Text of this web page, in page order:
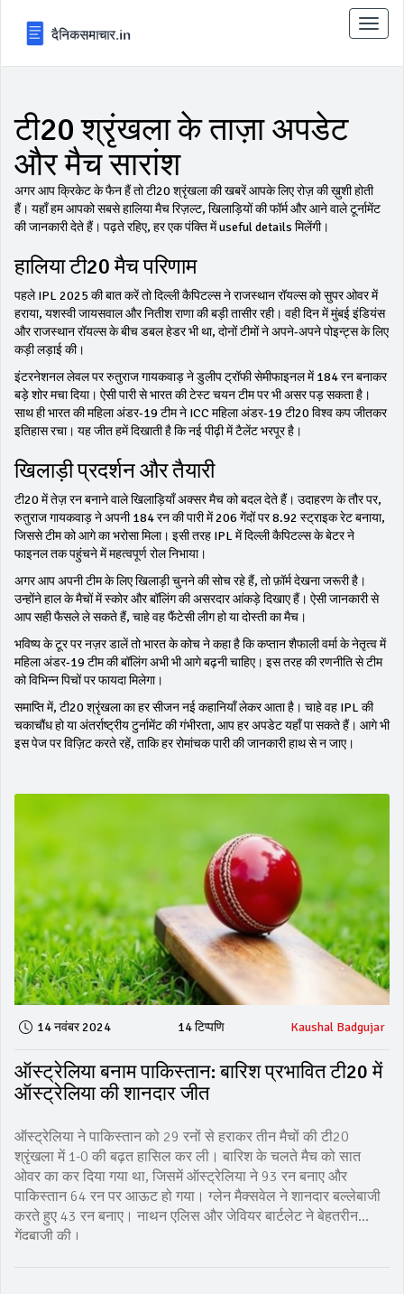
टॉगल
से
टी20 श्रृंखला के ताज़ा अपडेट
और मैच सारांश
अगर आप क्रिकेट के फैन हैं तो टी20 श्रृंखला की खबरें आपके लिए रोज़ की ख़ुशी होती
हैं। यहाँ हम आपको सबसे हालिया मैच रिज़ल्ट, खिलाड़ियों की फॉर्म और आने वाले टूर्नामेंट
की जानकारी देते हैं। पढ़ते रहिए, हर एक पंक्ति में useful details मिलेंगी।
हालिया टी20 मैच परिणाम
पहले IPL 2025 की बात करें तो दिल्ली कैपिटल्स ने राजस्थान रॉयल्स को सुपर ओवर में
हराया, यशस्वी जायसवाल और नितीश राणा की बड़ी तासीर रही। वही दिन में मुंबई इंडियंस
और राजस्थान रॉयल्स के बीच डबल हेडर भी था, दोनों टीमों ने अपने-अपने पोइन्ट्स के लिए
कड़ी लड़ाई की।
इंटरनेशनल लेवल पर रुतुराज गायकवाड़ ने डुलीप ट्रॉफी सेमीफाइनल में 184 रन बनाकर
बड़े शोर मचा दिया। ऐसी पारी से भारत की टेस्ट चयन टीम पर भी असर पड़ सकता है।
साथ ही भारत की महिला अंडर‑19 टीम ने ICC महिला अंडर‑19 टी20 विश्व कप जीतकर
इतिहास रचा। यह जीत हमें दिखाती है कि नई पीढ़ी में टैलेंट भरपूर है।
खिलाड़ी प्रदर्शन और तैयारी
टी20 में तेज़ रन बनाने वाले खिलाड़ियाँ अक्सर मैच को बदल देते हैं। उदाहरण के तौर पर,
रुतुराज गायकवाड़ ने अपनी 184 रन की पारी में 206 गेंदों पर 8.92 स्ट्राइक रेट बनाया,
जिससे टीम को आगे का भरोसा मिला। इसी तरह IPL में दिल्ली कैपिटल्स के बेटर ने
फाइनल तक पहुंचने में महत्वपूर्ण रोल निभाया।
अगर आप अपनी टीम के लिए खिलाड़ी चुनने की सोच रहे हैं, तो फ़ॉर्म देखना जरूरी है।
उन्होंने हाल के मैचों में स्कोर और बॉलिंग की असरदार आंकड़े दिखाए हैं। ऐसी जानकारी से
आप सही फैसले ले सकते हैं, चाहे वह फैंटेसी लीग हो या दोस्ती का मैच।
भविष्य के टूर पर नज़र डालें तो भारत के कोच ने कहा है कि कप्तान शैफाली वर्मा के नेतृत्व में
महिला अंडर‑19 टीम की बॉलिंग अभी भी आगे बढ़नी चाहिए। इस तरह की रणनीति से टीम
को विभिन्न पिचों पर फायदा मिलेगा।
समाप्ति में, टी20 श्रृंखला का हर सीजन नई कहानियाँ लेकर आता है। चाहे वह IPL की
चकाचौंध हो या अंतर्राष्ट्रीय टुर्नामेंट की गंभीरता, आप हर अपडेट यहाँ पा सकते हैं। आगे भी
इस पेज पर विज़िट करते रहें, ताकि हर रोमांचक पारी की जानकारी हाथ से न जाए।
14 नवंबर 2024 14 टिप्पणि Kaushal Badgujar
ऑस्ट्रेलिया बनाम पाकिस्तान: बारिश प्रभावित टी20 में
ऑस्ट्रेलिया की शानदार जीत
ऑस्ट्रेलिया ने पाकिस्तान को 29 रनों से हराकर तीन मैचों की टी20
श्रृंखला में 1-0 की बढ़त हासिल कर ली। बारिश के चलते मैच को सात
ओवर का कर दिया गया था, जिसमें ऑस्ट्रेलिया ने 93 रन बनाए और
पाकिस्तान 64 रन पर आऊट हो गया। ग्लेन मैक्सवेल ने शानदार बल्लेबाजी
करते हुए 43 रन बनाए। नाथन एलिस और जेवियर बार्टलेट ने बेहतरीन
गेंदबाजी की।